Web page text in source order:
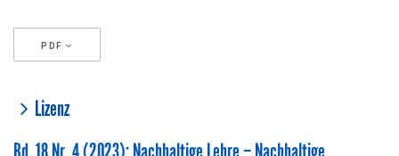
PDF
Artikeldetails
Lizenz